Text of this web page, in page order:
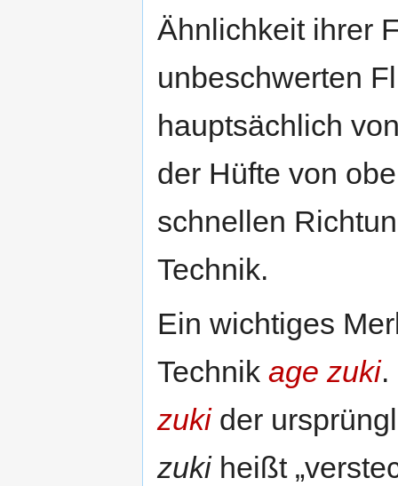
Ähnlichkeit ihrer
unbeschwerten
hauptsächlich
der Hüfte von
schnellen
Technik.
Ein wichtiges
Technik age zuki.
zukider
zukiheißt